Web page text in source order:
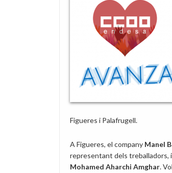
Figueres i Palafrugell.
A Figueres, el company Manel
representant dels treballadors,
Mohamed Aharchi Amghar.